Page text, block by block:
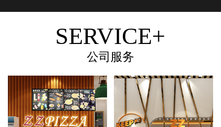
SERVICE+
公司服务